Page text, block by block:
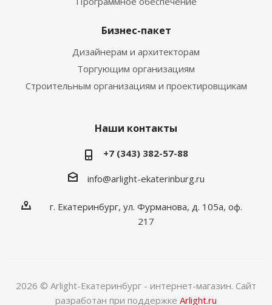
Бизнес-пакет
Дизайнерам и архитекторам
Торгующим организациям
Строительным организациям и проектировщикам
Наши контакты
+7 (343) 382-57-88
info@arlight-ekaterinburg.ru
г. Екатеринбург, ул. Фурманова, д. 105а, оф.
217
2026 © Arlight-Екатеринбург - интернет-магазин. Сайт
разработан при поддержке Arlight.ru